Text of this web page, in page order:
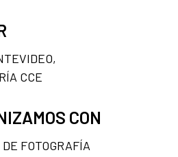
CCE
CON
FOTOGRAFÍA